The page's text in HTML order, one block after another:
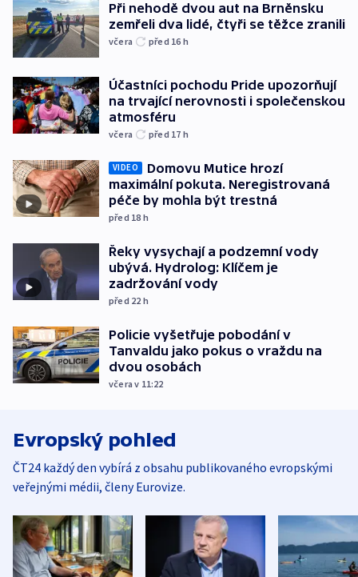
Při nehodě dvou aut na Brněnsku
zemřeli dva lidé, čtyři se těžce zranili
včera před 16 h
Účastníci pochodu Pride upozorňují
na trvající nerovnosti i společenskou
atmosféru
včera před 17 h
VIDEO
Domovu Mutice hrozí
maximální pokuta. Neregistrovaná
péče by mohla být trestná
před 18 h
Řeky vysychají a podzemní vody
ubývá. Hydrolog: Klíčem je
zadržování vody
před 22 h
Policie vyšetřuje pobodání v
Tanvaldu jako pokus o vraždu na
dvou osobách
včera v 11:22
Evropský pohled
ČT24 každý den vybírá z obsahu publikovaného evropskými
veřejnými médii, členy Eurovize.